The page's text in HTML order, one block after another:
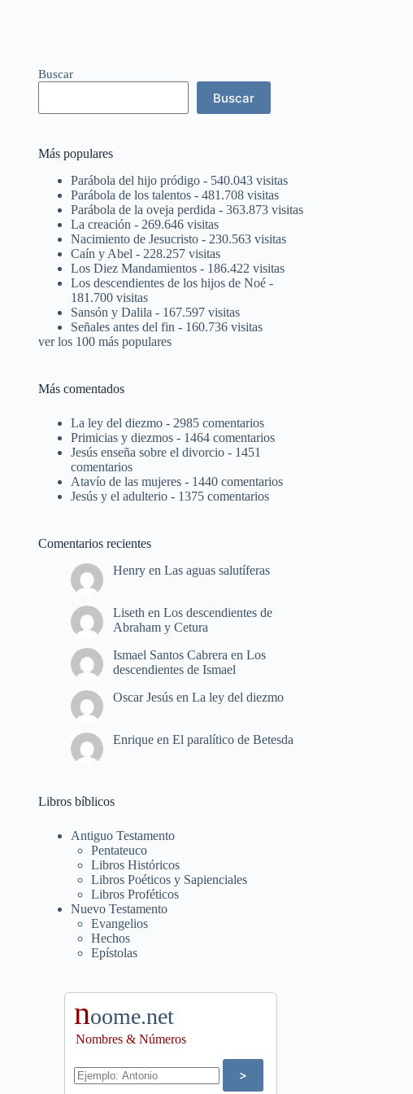
Buscar
Buscar
Más populares
Parábola del hijo pródigo - 540.043 visitas
Parábola de los talentos - 481.708 visitas
Parábola de la oveja perdida - 363.873 visitas
La creación - 269.646 visitas
Nacimiento de Jesucristo - 230.563 visitas
Caín y Abel - 228.257 visitas
Los Diez Mandamientos - 186.422 visitas
Los descendientes de los hijos de Noé -
181.700 visitas
Sansón y Dalila - 167.597 visitas
Señales antes del fin - 160.736 visitas
ver los 100 más populares
Más comentados
La ley del diezmo - 2985 comentarios
Primicias y diezmos - 1464 comentarios
Jesús enseña sobre el divorcio - 1451
comentarios
Atavío de las mujeres - 1440 comentarios
Jesús y el adulterio - 1375 comentarios
Comentarios recientes
Henry enLas aguas salutíferas
Liseth enLos descendientes de
Abraham y Cetura
Ismael Santos Cabrera enLos
descendientes de Ismael
Oscar Jesús enLa ley del diezmo
Enrique enEl paralítico de Betesda
Libros bíblicos
Antiguo Testamento
Pentateuco
Libros Históricos
Libros Poéticos y Sapienciales
Libros Proféticos
Nuevo Testamento
Evangelios
Hechos
Epístolas
noome.net
Nombres & Números